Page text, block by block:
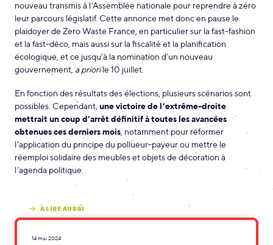
nouveau transmis à l’Assemblée nationale pour reprendre à zéro
leur parcours législatif. Cette annonce met donc en pause le
plaidoyer de Zero Waste France, en particulier sur la fast-fashion
et la fast-déco, mais aussi sur la fiscalité et la planification
écologique, et ce jusqu’à la nomination d’un nouveau
gouvernement, a priorile 10 juillet.
En fonction des résultats des élections, plusieurs scénarios sont
possibles. Cependant, une victoire de l’extrême-droite
mettrait un coup d’arrêt définitif à toutes les avancées
obtenues ces derniers mois, notamment pour réformer
l’application du principe du pollueur-payeur ou mettre le
réemploi solidaire des meubles et objets de décoration à
l’agenda politique.
À LIRE AUSSI
14 mai 2024